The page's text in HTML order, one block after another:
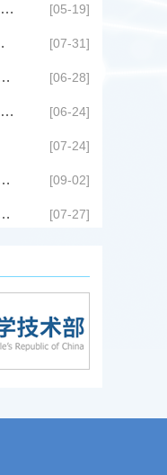
[05-19]
[07-31]
[06-28]
[06-24]
[07-24]
[09-02]
[07-27]